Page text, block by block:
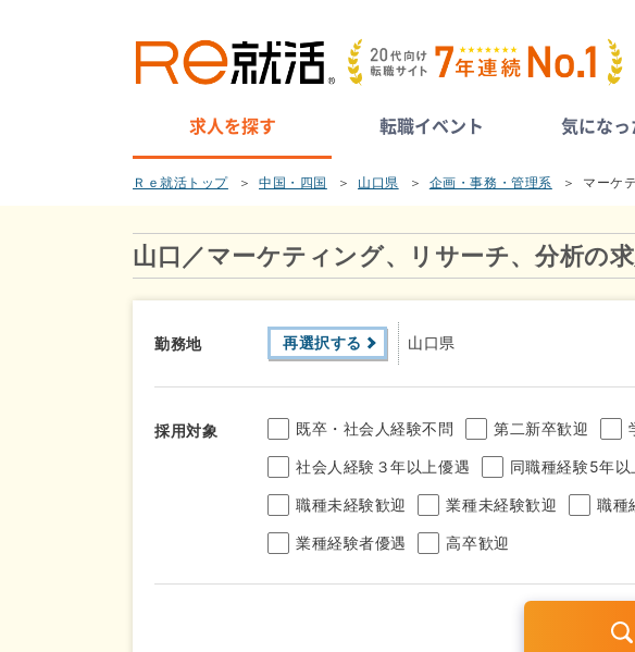
求人を探す 転職イベント 気にな
Ｒｅ就活トップ 中国・四国 山口県 企画・事務・管理系 マーケ
山口／マーケティング、リサーチ、分析の
勤務地 再選択する 山口県
採用対象 既卒・社会人経験不問 第二新卒歓迎
社会人経験３年以上優遇 同職種経験5年以
職種未経験歓迎 業種未経験歓迎 職種
業種経験者優遇 高卒歓迎